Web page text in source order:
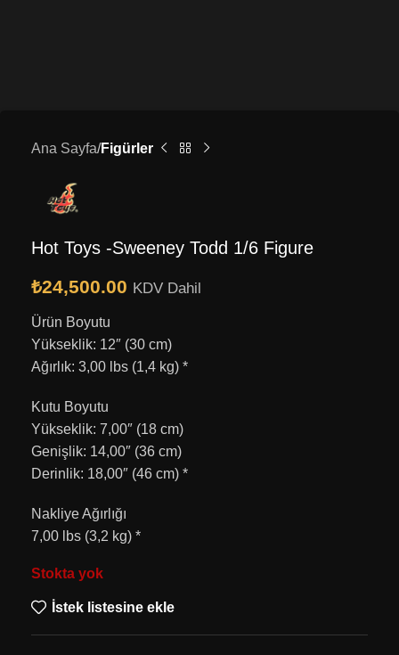
Ana Sayfa Figürler
Hot Toys -Sweeney Todd 1/6 Figure
₺24,500.00 KDV Dahil
Ürün Boyutu
Yükseklik: 12″ (30 cm)
Ağırlık: 3,00 lbs (1,4 kg) *
Kutu Boyutu
Yükseklik: 7,00″ (18 cm)
Genişlik: 14,00″ (36 cm)
Derinlik: 18,00″ (46 cm) *
Nakliye Ağırlığı
7,00 lbs (3,2 kg) *
Stokta yok
İstek listesine ekle